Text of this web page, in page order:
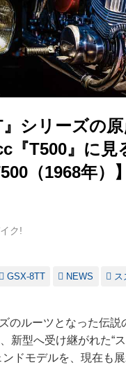
シリーズの
『T500』に
（1968年）】
ク!
GSX-8TT NEWS ス
のルーツとなった伝
新型へ受け継がれた“
ドモデルを、現在も